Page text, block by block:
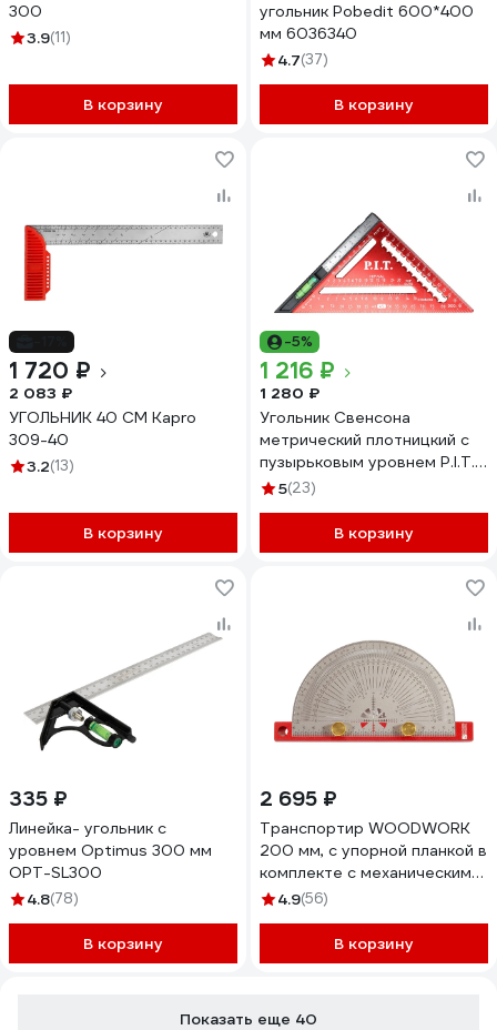
300
3.9(11)
В корзину
угольник Pobedit 600*400
мм 6036340
4.7(37)
В корзину
1 720 ₽
2 083 ₽
УГОЛЬНИК 40 СМ Kapro
309-40
3.2(13)
В корзину
-5%
1 216 ₽
1 280 ₽
Угольник Свенсона
метрический плотницкий с
пузырьковым уровнем P.I.T.
180 мм, магнит, HSQR04-
5(23)
В корзину
335 ₽
Линейка- угольник с
уровнем Optimus 300 мм
OPT-SL300
4.8(78)
В корзину
2 695 ₽
Транспортир WOODWORK
200 мм, с упорной планкой в
комплекте с механическим
карандашом RUL-20P
4.9(56)
В корзину
Показать еще 40